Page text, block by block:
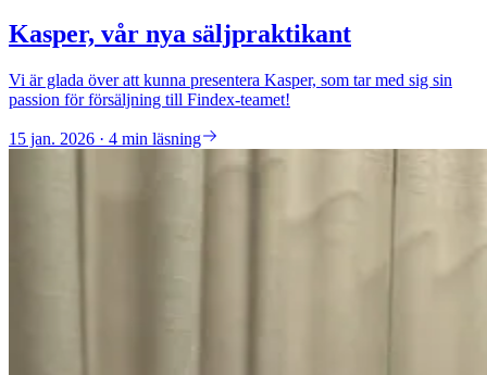
Kasper, vår nya säljpraktikant
Vi är glada över att kunna presentera Kasper, som tar med sig sin
passion för försäljning till Findex-teamet!
15 jan. 2026 · 4 min läsning